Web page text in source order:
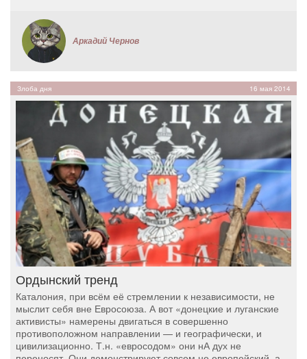
Аркадий Чернов
Злоба дня 16 мая 2014
Ордынский тренд
Каталония, при всём её стремлении к независимости, не
мыслит себя вне Евросоюза. А вот «донецкие и луганские
активисты» намерены двигаться в совершенно
противоположном направлении — и географически, и
цивилизационно. Т.н. «евросодом» они нА дух не